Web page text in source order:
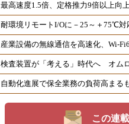
最高速度1.5倍、定格推力9倍以上
耐環境リモートI/Oに－25～＋75℃
産業設備の無線通信を高速化、Wi-
検査装置が「考える」時代へ オム
自動化進展で保全業務の負荷高まる
この連